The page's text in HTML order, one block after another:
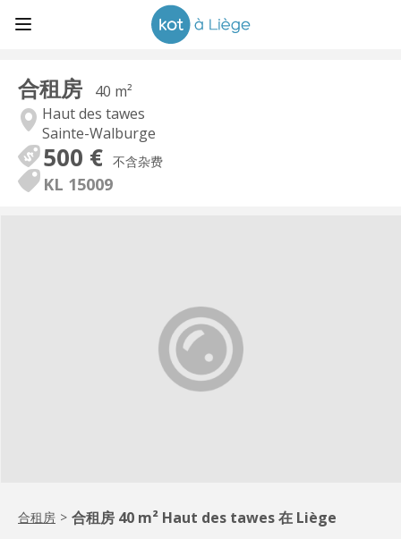
合租房
40 m²
Haut des tawes
Sainte-Walburge
500 € 不含杂费
KL 15009
合租房 > 合租房 40 m² Haut des tawes 在 Liège